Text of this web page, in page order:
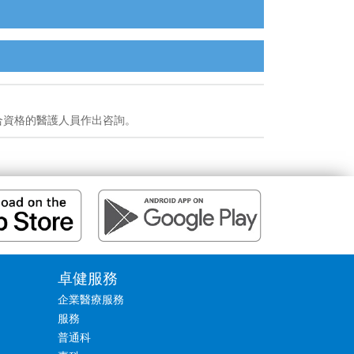
格的醫護人員作出咨詢。
卓健服務
企業醫療服務
服務
普通科